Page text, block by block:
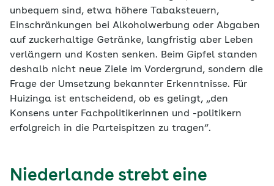
unbequem sind, etwa höhere Tabaksteuern,
Einschränkungen bei Alkoholwerbung oder Abgaben
auf zuckerhaltige Getränke, langfristig aber Leben
verlängern und Kosten senken. Beim Gipfel standen
deshalb nicht neue Ziele im Vordergrund, sondern die
Frage der Umsetzung bekannter Erkenntnisse. Für
Huizinga ist entscheidend, ob es gelingt, „den
Konsens unter Fachpolitikerinnen und -politikern
erfolgreich in die Parteispitzen zu tragen“.
Niederlande strebt eine